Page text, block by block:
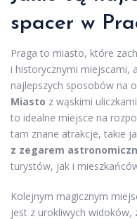
spacer w
Praga to miasto, które
i historycznymi miejscami,
najlepszych sposobów na
Miasto z wąskimi
to idealne miejsce na
tam znane atrakcje, takie
z zegarem
turystów, jak i
Kolejnym magicznym
jest z urokliwych widoków,